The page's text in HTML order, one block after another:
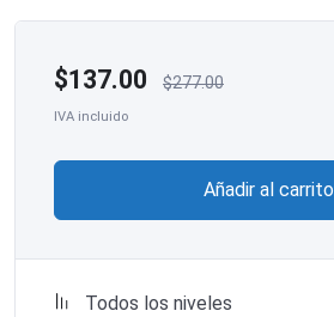
$137.00 $277.00
IVA incluido
Añadir al carrito
Todos los niveles